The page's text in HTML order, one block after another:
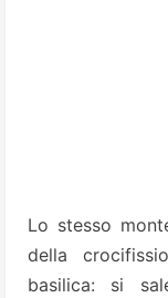
Lo stesso
della
basilica: si